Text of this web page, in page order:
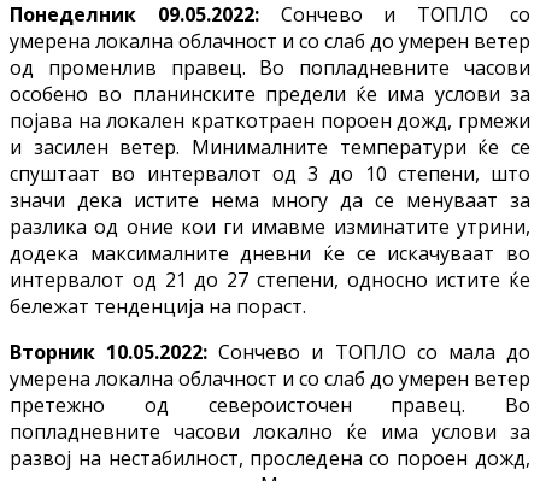
Понеделник 09.05.2022: Сончево и ТОПЛО со
умерена локална облачност и со слаб до умерен ветер
од променлив правец. Во попладневните часови
особено во планинските предели ќе има услови за
појава на локален краткотраен пороен дожд, грмежи
и засилен ветер. Минималните температури ќе се
спуштаат во интервалот од 3 до 10 степени, што
значи дека истите нема многу да се менуваат за
разлика од оние кои ги имавме изминатите утрини,
додека максималните дневни ќе се искачуваат во
интервалот од 21 до 27 степени, односно истите ќе
бележат тенденција на пораст.
Вторник 10.05.2022:Сончево и ТОПЛО со мала до
умерена локална облачност и со слаб до умерен ветер
претежно од североисточен правец. Во
попладневните часови локално ќе има услови за
развој на нестабилност, проследена со пороен дожд,